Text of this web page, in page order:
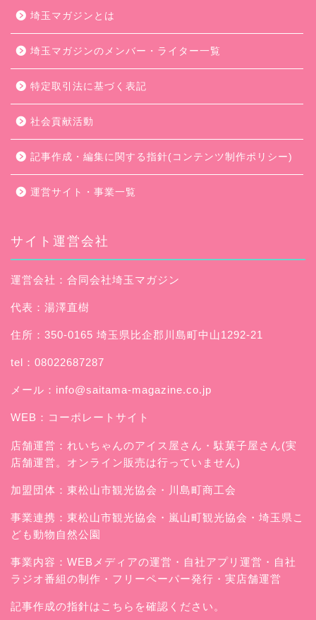
埼玉マガジンとは
埼玉マガジンのメンバー・ライター一覧
特定取引法に基づく表記
社会貢献活動
記事作成・編集に関する指針(コンテンツ制作ポリシー)
運営サイト・事業一覧
サイト運営会社
運営会社：合同会社埼玉マガジン
代表：湯澤直樹
住所：350-0165 埼玉県比企郡川島町中山1292-21
tel：08022687287
メール： info@saitama-magazine.co.jp
WEB： コーポレートサイト
店舗運営： れいちゃんのアイス屋さん ・駄菓子屋さん(実
店舗運営。オンライン販売は行っていません)
加盟団体：東松山市観光協会・川島町商工会
事業連携：東松山市観光協会・嵐山町観光協会・埼玉県こ
ども動物自然公園
事業内容：WEBメディアの運営・自社アプリ運営・自社
ラジオ番組の制作・フリーペーパー発行・実店舗運営
記事作成の指針はこちらを確認ください。